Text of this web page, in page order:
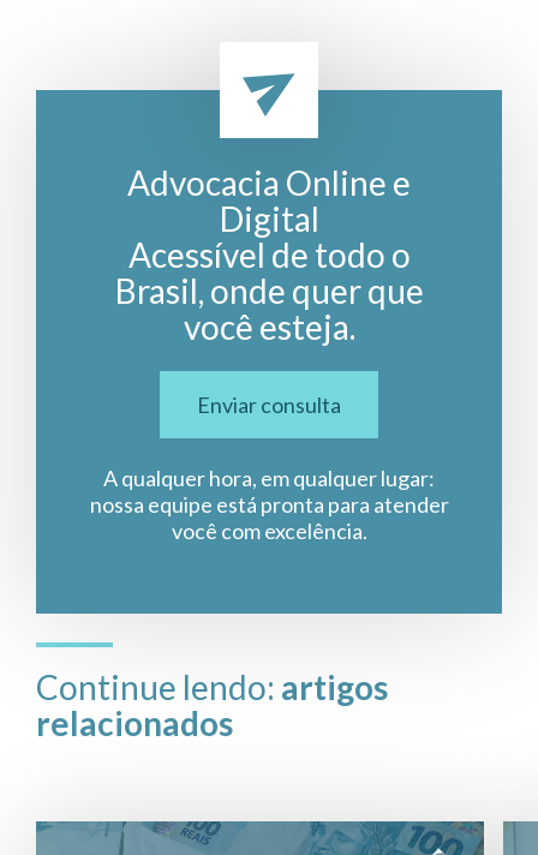
Advocacia Online e
Digital
Acessível de todo o
Brasil, onde quer que
você esteja.
Enviar consulta
A qualquer hora, em qualquer lugar:
nossa equipe está pronta para atender
você com excelência.
Continue lendo: artigos
relacionados